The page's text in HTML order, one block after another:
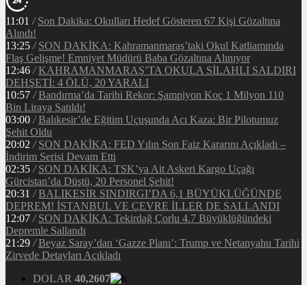
11:01 / Son Dakika: Okulları Hedef Gösteren 67 Kişi Gözaltına
Alındı!
13:25 / SON DAKİKA: Kahramanmaraş’taki Okul Katliamında
Flaş Gelişme! Emniyet Müdürü Baba Gözaltına Alınıyor
12:46 / KAHRAMANMARAŞ’TA OKULA SİLAHLI SALDIRI
DEHŞETİ: 4 ÖLÜ, 20 YARALI
10:57 / Bandırma’da Tarihi Rekor: Şampiyon Koç 1 Milyon 110
Bin Liraya Satıldı!
03:00 / Balıkesir’de Eğitim Uçuşunda Acı Kaza: Bir Pilotumuz
Şehit Oldu
20:02 / SON DAKİKA: FED Yılın Son Faiz Kararını Açıkladı –
İndirim Serisi Devam Etti
02:35 / SON DAKİKA: TSK’ya Ait Askeri Kargo Uçağı
Gürcistan’da Düştü, 20 Personel Şehit!
20:31 / BALIKESİR SINDIRGI’DA 6,1 BÜYÜKLÜĞÜNDE
DEPREM! İSTANBUL VE ÇEVRE İLLER DE SALLANDI
12:07 / SON DAKİKA: Tekirdağ Çorlu 4.7 Büyüklüğündeki
Depremle Sallandı
21:29 / Beyaz Saray’dan ‘Gazze Planı’: Trump ve Netanyahu Tarihi
Zirvede Detayları Açıkladı
DOLAR 40,2607